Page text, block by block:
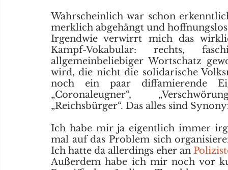
Wahrscheinlich war schon
merklich abgehängt und
Irgendwie verwirrt mich das
Kampf-Vokabular: rechts,
allgemeinbeliebiger Wortschatz
wird, die nicht die solidarische
noch ein paar diffamierende
„Coronaleugner“,
„Reichsbürger“. Das alles sind
Ich habe mir ja eigentlich immer
mal auf das Problem sich
Ich hatte da allerdings eher an
Außerdem habe ich mir noch vor